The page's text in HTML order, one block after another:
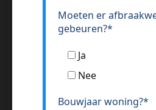
Moeten er
gebeuren?*
Ja
Nee
Bouwjaar woning?*